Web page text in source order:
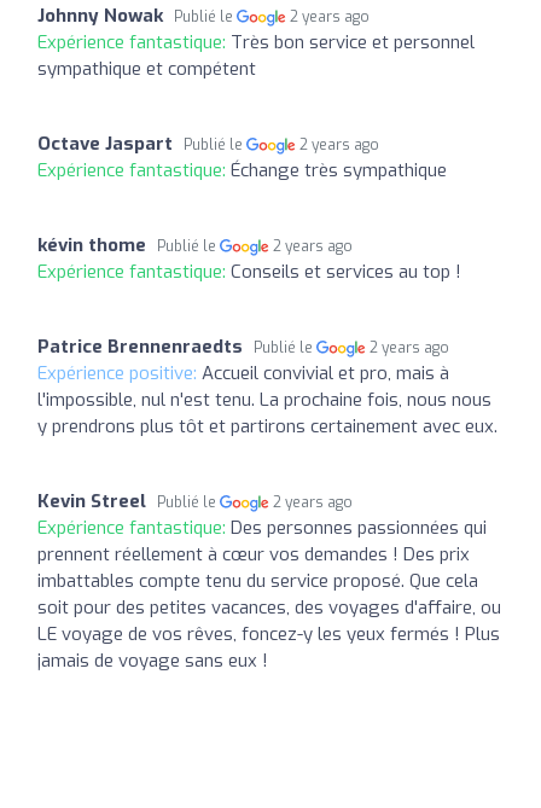
Johnny Nowak Publié le 2 years ago
Expérience fantastique: Très bon service et personnel
sympathique et compétent
Octave Jaspart Publié le 2 years ago
Expérience fantastique: Échange très sympathique
kévin thome Publié le 2 years ago
Expérience fantastique: Conseils et services au top !
Patrice Brennenraedts Publié le 2 years ago
Expérience positive: Accueil convivial et pro, mais à
l'impossible, nul n'est tenu. La prochaine fois, nous nous
y prendrons plus tôt et partirons certainement avec eux.
Kevin Streel Publié le 2 years ago
Expérience fantastique: Des personnes passionnées qui
prennent réellement à cœur vos demandes ! Des prix
imbattables compte tenu du service proposé. Que cela
soit pour des petites vacances, des voyages d'affaire, ou
LE voyage de vos rêves, foncez-y les yeux fermés ! Plus
jamais de voyage sans eux !